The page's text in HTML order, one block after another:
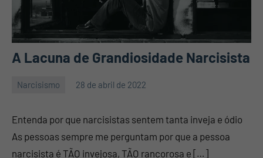
A Lacuna de Grandiosidade Narcisista
Narcisismo 28 de abril de 2022
Entenda por que narcisistas sentem tanta inveja e ódio
As pessoas sempre me perguntam por que a pessoa
narcisista é TÃO invejosa, TÃO rancorosa e […]